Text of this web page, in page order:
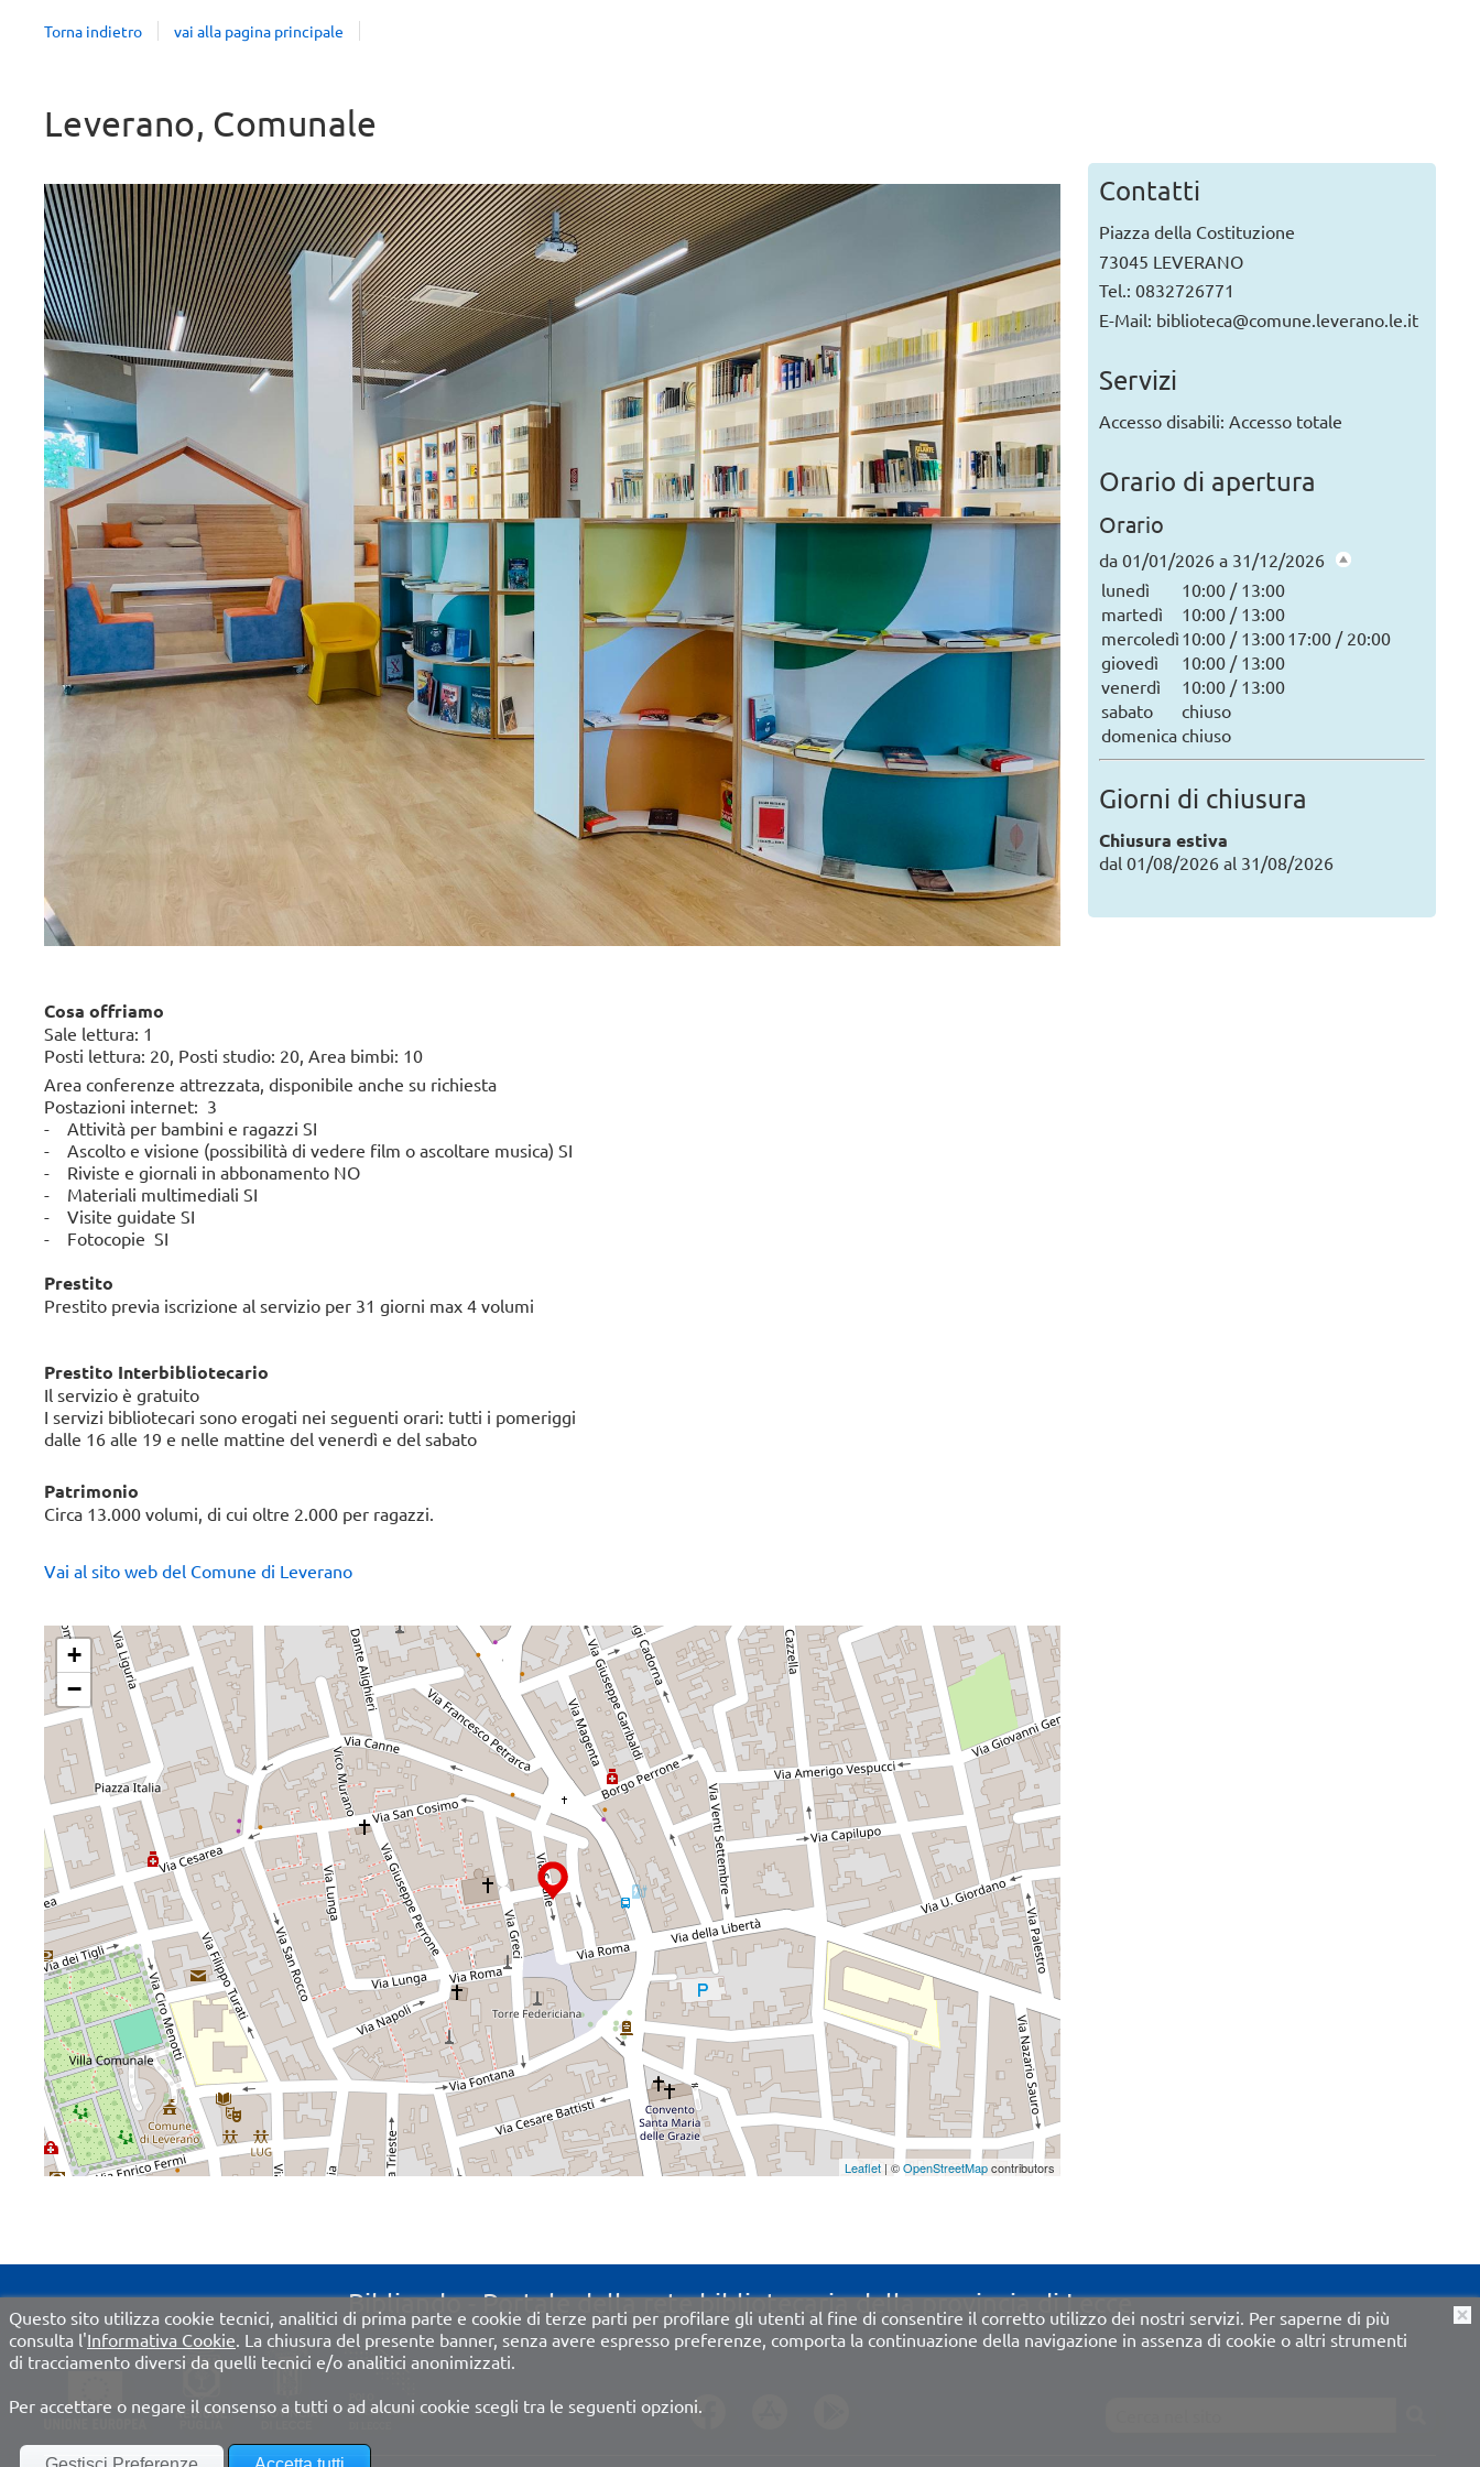
Iscriviti alla newsletter
Torna indietro vai alla pagina principale
Leverano, Comunale
Cosa offriamo
Sale lettura: 1
Posti lettura: 20, Posti studio: 20, Area bimbi: 10
Area conferenze attrezzata, disponibile anche su richiesta
Postazioni internet: 3
- Attività per bambini e ragazzi SI
- Ascolto e visione (possibilità di vedere film o ascoltare musica) SI
- Riviste e giornali in abbonamento NO
- Materiali multimediali SI
- Visite guidate SI
- Fotocopie SI
Prestito
Prestito previa iscrizione al servizio per 31 giorni max 4 volumi
Prestito Interbibliotecario
Il servizio è gratuito
I servizi bibliotecari sono erogati nei seguenti orari: tutti i pomeriggi
dalle 16 alle 19 e nelle mattine del venerdì e del sabato
Patrimonio
Circa 13.000 volumi, di cui oltre 2.000 per ragazzi.
Vai al sito web del Comune di Leverano
+
−
Leaflet| ©OpenStreetMapcontributors
Contatti
Piazza della Costituzione
73045 LEVERANO
Tel.: 0832726771
E-Mail: biblioteca@comune.leverano.le.it
Servizi
Accesso disabili: Accesso totale
Orario di apertura
Orario
da 01/01/2026 a 31/12/2026
lunedì
10:00 / 13:00
martedì
10:00 / 13:00
mercoledì 10:00 / 13:0017:00 / 20:00
giovedì
10:00 / 13:00
venerdì
10:00 / 13:00
sabato
chiuso
domenica chiuso
Giorni di chiusura
Chiusura estiva
dal 01/08/2026 al 31/08/2026
Bibliando - Portale della rete bibliotecaria della provincia di Lecce
Questo sito utilizza cookie tecnici, analitici di prima parte e cookie di terze parti per profilare gli utenti al fine di consentire il corretto utilizzo dei nostri servizi. Per saperne di più
consulta l'Informativa Cookie. La chiusura del presente banner, senza avere espresso preferenze, comporta la continuazione della navigazione in assenza di cookie o altri strumenti
di tracciamento diversi da quelli tecnici e/o analitici anonimizzati.
Per accettare o negare il consenso a tutti o ad alcuni cookie scegli tra le seguenti opzioni.